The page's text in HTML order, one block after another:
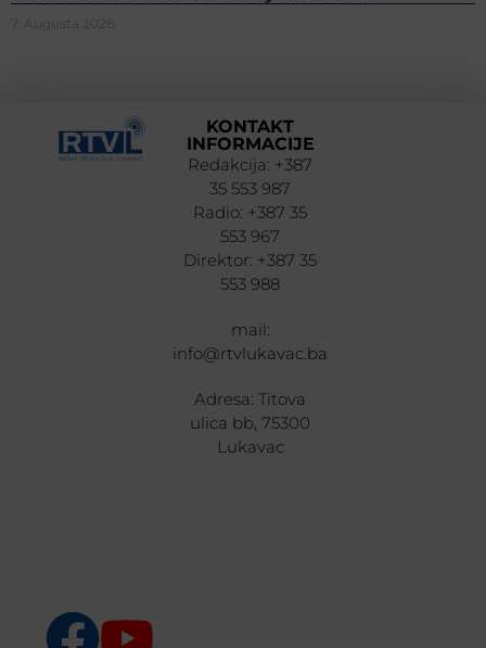
7. Augusta 2026.
KONTAKT
INFORMACIJE
Redakcija: +387
35 553 987
Radio: +387 35
553 967
Direktor: +387 35
553 988
mail:
info@rtvlukavac.ba
Adresa: Titova
ulica bb, 75300
Lukavac